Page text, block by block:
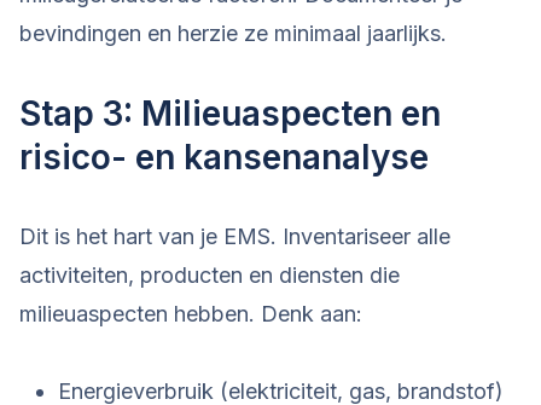
bevindingen en herzie ze minimaal jaarlijks.
Stap 3: Milieuaspecten en
risico- en kansenanalyse
Dit is het hart van je EMS. Inventariseer alle
activiteiten, producten en diensten die
milieuaspecten hebben. Denk aan:
Energieverbruik (elektriciteit, gas, brandstof)